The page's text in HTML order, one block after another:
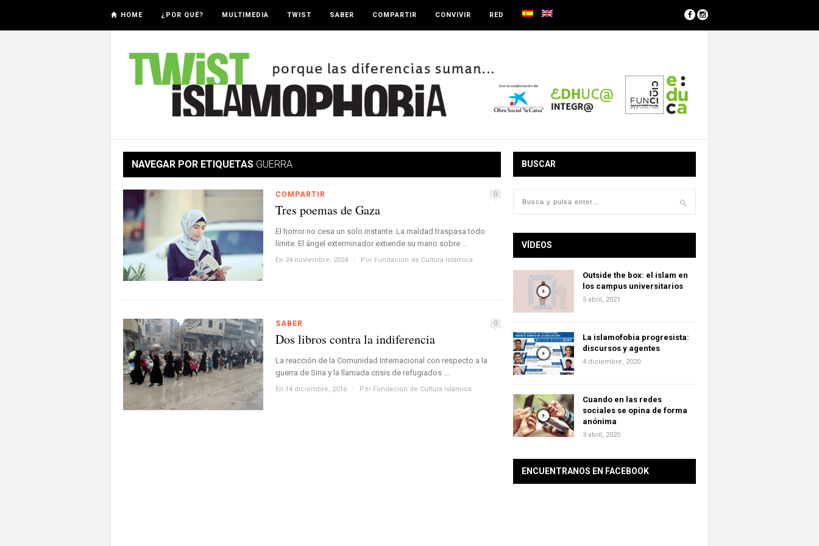
HOME ¿POR QUÉ? MULTIMEDIA TWIST SABER COMPARTIR CONVIVIR RED
NAVEGAR POR ETIQUETAS GUERRA
COMPARTIR 0
Tres poemas de Gaza
El horror no cesa un solo instante. La maldad traspasa todo
límite. El ángel exterminador extiende su mano sobre ...
En 24 noviembre, 2024 / Por Fundación de Cultura Islámica
SABER 0
Dos libros contra la indiferencia
La reacción de la Comunidad Internacional con respecto a la
guerra de Siria y la llamada crisis de refugiados ...
En 14 diciembre, 2016 / Por Fundación de Cultura Islámica
BUSCAR
VÍDEOS
Outside the box: el islam en
los campus universitarios
5 abril, 2021
La islamofobia progresista:
discursos y agentes
4 diciembre, 2020
Cuando en las redes
sociales se opina de forma
anónima
3 abril, 2020
ENCUENTRANOS EN FACEBOOK